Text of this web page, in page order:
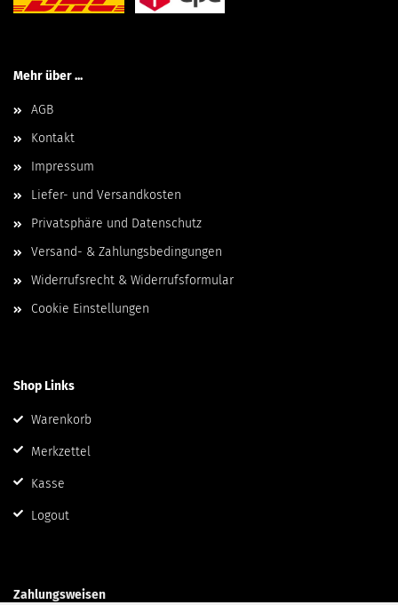
Mehr über ...
AGB
Kontakt
Impressum
Liefer- und Versandkosten
Privatsphäre und Datenschutz
Versand- & Zahlungsbedingungen
Widerrufsrecht & Widerrufsformular
Cookie Einstellungen
Shop Links
Warenkorb
Merkzettel
Kasse
Logout
Zahlungsweisen